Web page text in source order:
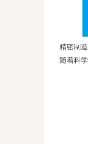
精密制
随着科